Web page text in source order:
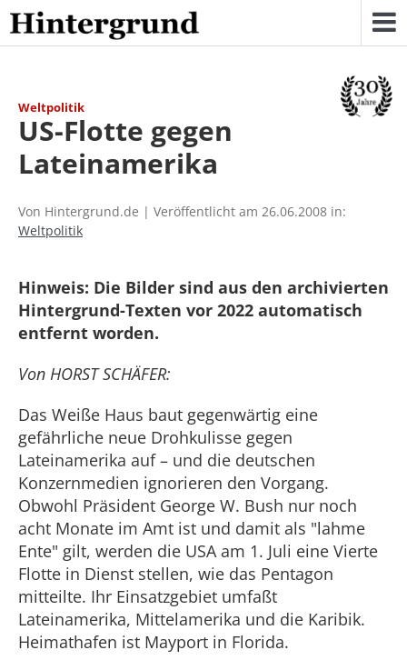
Skip
to
content
Weltpolitik
US-Flotte gegen
Lateinamerika
Von Hintergrund.de | Veröffentlicht am 26.06.2008 in:
Weltpolitik
Hinweis: Die Bilder sind aus den archivierten
Hintergrund-Texten vor 2022 automatisch
entfernt worden.
Von HORST SCHÄFER:
Das Weiße Haus baut gegenwärtig eine
gefährliche neue Drohkulisse gegen
Lateinamerika auf – und die deutschen
Konzernmedien ignorieren den Vorgang.
Obwohl Präsident George W. Bush nur noch
acht Monate im Amt ist und damit als "lahme
Ente" gilt, werden die USA am 1. Juli eine Vierte
Flotte in Dienst stellen, wie das Pentagon
mitteilte. Ihr Einsatzgebiet umfaßt
Lateinamerika, Mittelamerika und die Karibik.
Heimathafen ist Mayport in Florida.